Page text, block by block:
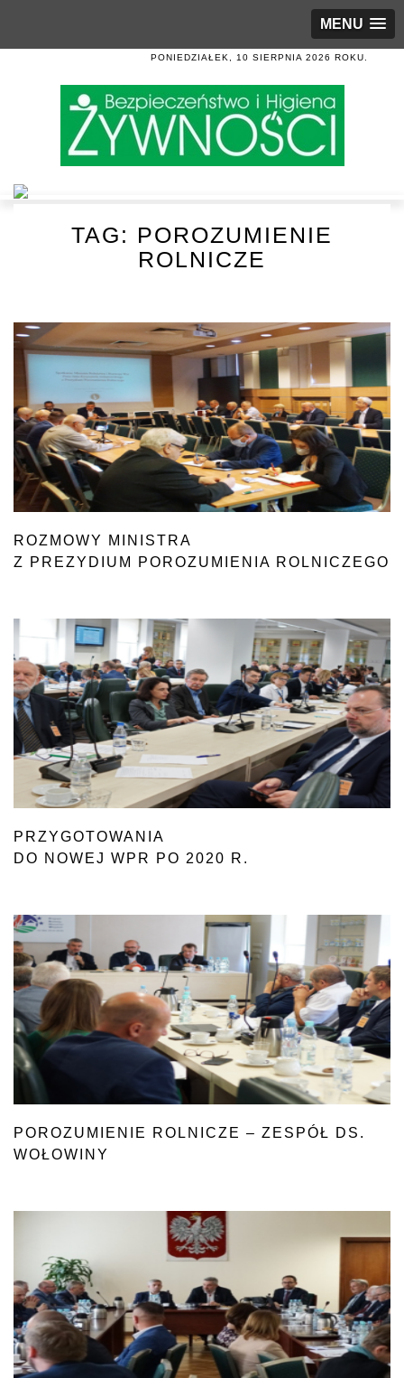
MENU
PONIEDZIAŁEK, 10 SIERPNIA 2026 ROKU.
TAG: POROZUMIENIE
ROLNICZE
ROZMOWY MINISTRA
Z PREZYDIUM POROZUMIENIA ROLNICZEGO
PRZYGOTOWANIA
DO NOWEJ WPR PO 2020 R.
POROZUMIENIE ROLNICZE – ZESPÓŁ DS.
WOŁOWINY